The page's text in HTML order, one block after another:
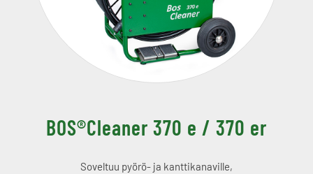
BOS®Cleaner 370 e / 370 er
Soveltuu pyörö- ja kanttikanaville,